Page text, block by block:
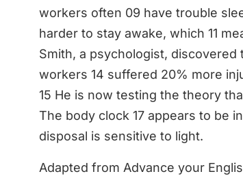
workers often 09 have trouble
harder to stay awake, which 11
Smith, a psychologist, discovered
workers 14 suffered 20% more
15 He is now testing the theory
The body clock 17 appears to be
disposal is sensitive to light.
Adapted from Advance your